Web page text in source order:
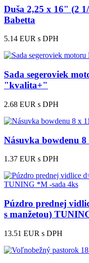
Duša 2,25 x 16" (2
Babetta
5.14 EUR s DPH
Sada segeroviek
"kvalita+"
2.68 EUR s DPH
Násuvka bowdenu
1.37 EUR s DPH
Púzdro prednej
s manžetou)
13.51 EUR s DPH